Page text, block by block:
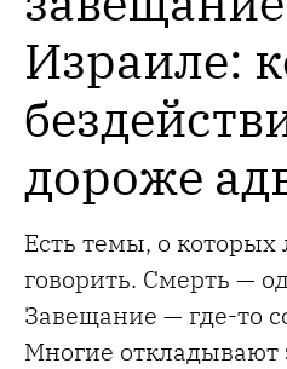
Израиле:
дороже
Есть темы, о
говорить. Смерть —
Завещание — где-то
Многие откладывают